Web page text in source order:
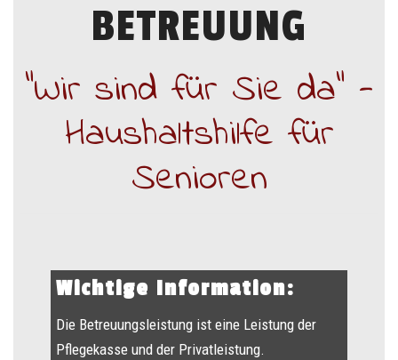
BETREUUNG
"Wir sind für Sie da" -
Haushaltshilfe für
Senioren
Wichtige Information:
Die Betreuungsleistung ist eine Leistung der
Pflegekasse und der Privatleistung.